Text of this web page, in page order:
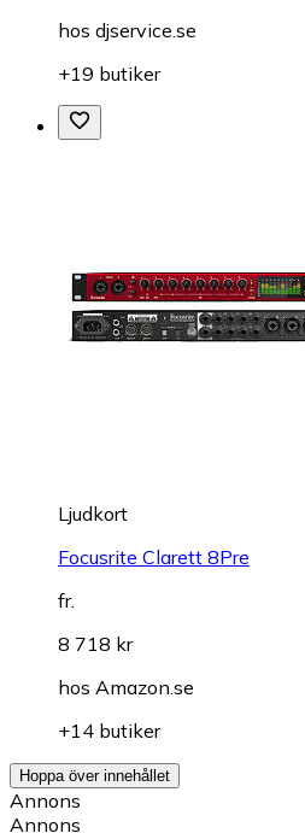
hos djservice.se
+19 butiker
Ljudkort
Focusrite Clarett 8Pre
fr.
8 718 kr
hos Amazon.se
+14 butiker
Hoppa över innehållet
Annons
Annons